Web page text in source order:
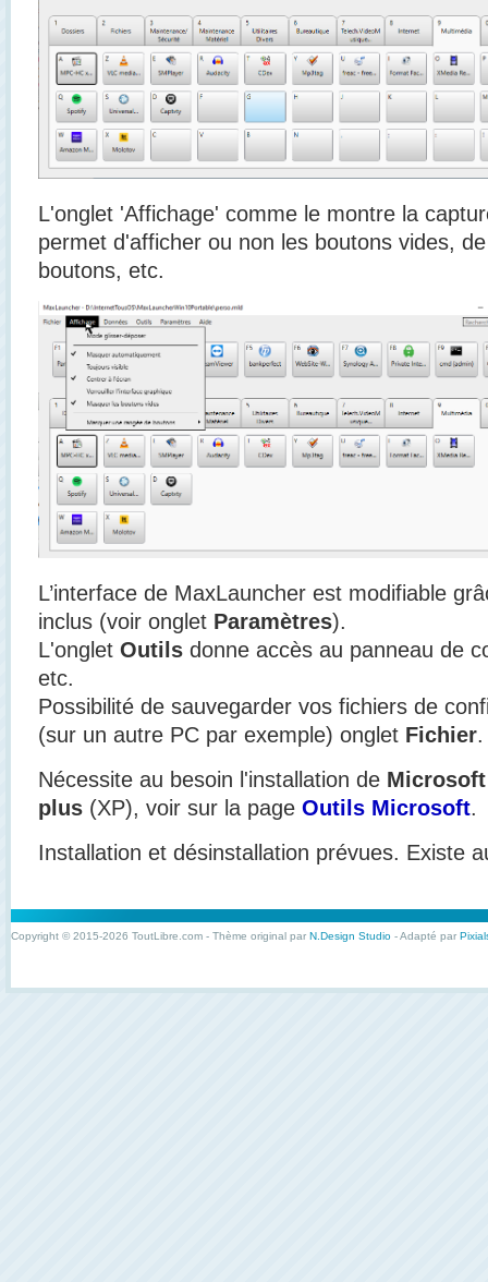
L'onglet 'Affichage' comme le montre la
permet d'afficher ou non les boutons vides,
boutons, etc.
L’interface de MaxLauncher est modifiable
inclus (voir onglet Paramètres).
L'onglet Outils donne accès au panneau de
etc.
Possibilité de sauvegarder vos fichiers de
(sur un autre PC par exemple) onglet Fichier.
Nécessite au besoin l'installation de
plus (XP), voir sur la page Outils Microsoft.
Installation et désinstallation prévues. Existe
Copyright © 2015-2026 ToutLibre.com - Thème original par N.Design Studio - Adapté par